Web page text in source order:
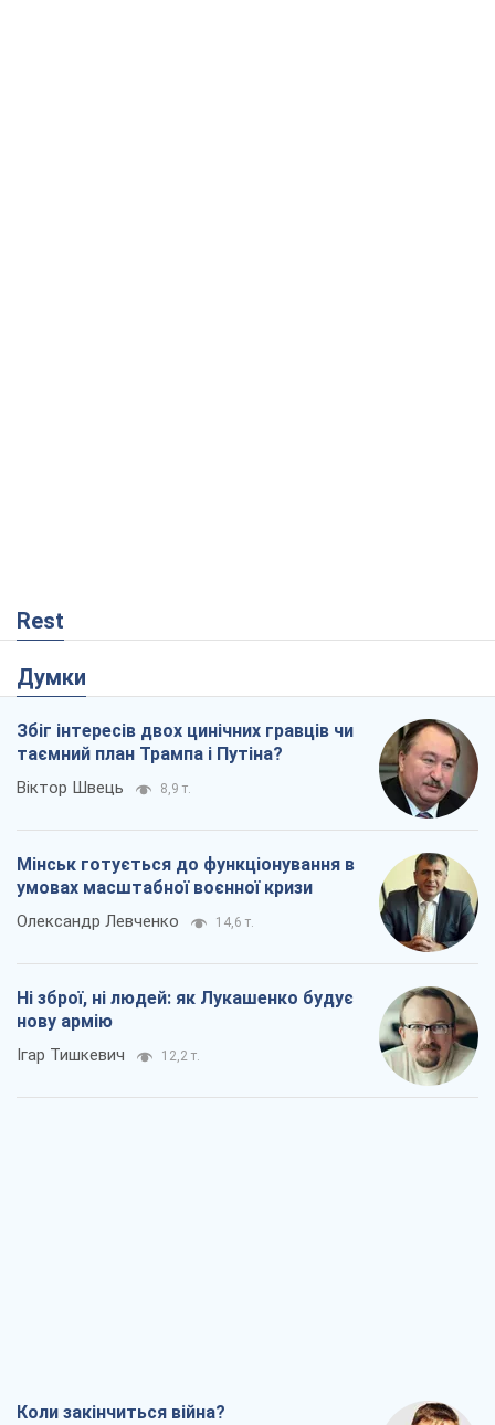
Rest
Думки
Збіг інтересів двох цинічних гравців чи
таємний план Трампа і Путіна?
Віктор Швець 8,9 т.
Мінськ готується до функціонування в
умовах масштабної воєнної кризи
Олександр Левченко 14,6 т.
Ні зброї, ні людей: як Лукашенко будує
нову армію
Ігар Тишкевич 12,2 т.
Коли закінчиться війна?